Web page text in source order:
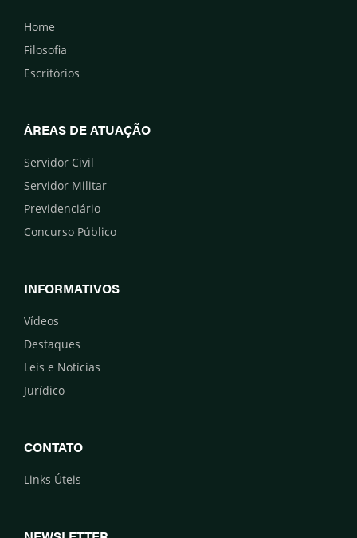
Home
Filosofia
Escritórios
ÁREAS DE ATUAÇÃO
Servidor Civil
Servidor Militar
Previdenciário
Concurso Público
INFORMATIVOS
Vídeos
Destaques
Leis e Notícias
Jurídico
CONTATO
Links Úteis